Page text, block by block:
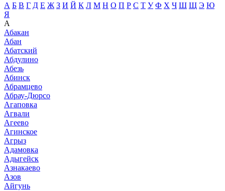
А Б В Г Д Е Ж З И Й К Л М Н О П Р С Т У Ф Х Ч Ш Щ Э Ю
Я
А
Абакан
Абан
Абатский
Абдулино
Абезь
Абинск
Абрамцево
Абрау-Дюрсо
Агаповка
Агвали
Агеево
Агинское
Агрыз
Адамовка
Адыгейск
Азнакаево
Азов
Айгунь